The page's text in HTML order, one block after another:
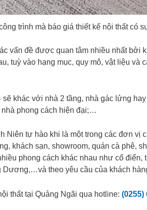
trình mà báo giá thiết kế nội thất có
vấn đề được quan tâm nhiều nhất bởi
tuỳ vào hạng mục, quy mô, vật liệu và
khác với nhà 2 tầng, nhà gác lửng
phong cách hiện đại;…
Niên tự hào khi là một trong các đơn vị
khách sạn, showroom, quán cà phê,
phong cách khác nhau như cổ điển,
theo yêu cầu của khách
thất tại Quảng Ngãi qua hotline: (0255)